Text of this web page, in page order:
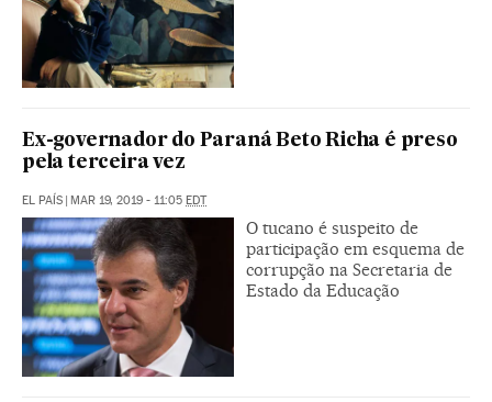
Ex-governador do Paraná Beto Richa é preso
pela terceira vez
EL PAÍS | MAR 19, 2019 - 11:05 EDT
O tucano é suspeito de
participação em esquema de
corrupção na Secretaria de
Estado da Educação